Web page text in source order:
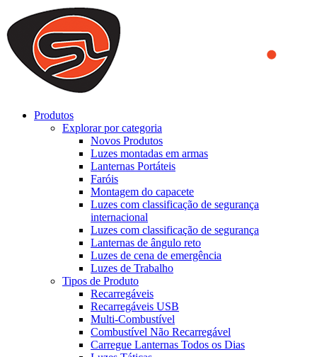
We use cookies to ensure that we provide you the best experience
on our website. By continuing to browse this website, you accept
that cookies are used to help us analyze how the website is used and
to offer you a better experience. To learn more or to find out how
you can disable cookies, you can access our
Produtos
Explorar por categoria
Novos Produtos
Luzes montadas em armas
Lanternas Portáteis
Faróis
Montagem do capacete
Luzes com classificação de segurança
internacional
Luzes com classificação de segurança
Lanternas de ângulo reto
Luzes de cena de emergência
Luzes de Trabalho
Tipos de Produto
Recarregáveis
Recarregáveis USB
Multi-Combustível
Combustível Não Recarregável
Carregue Lanternas Todos os Dias